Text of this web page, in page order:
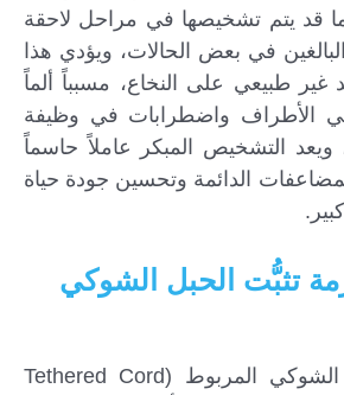
كما قد يتم تشخيصها في مراحل لاحقة
في بعض الحالات، ويؤدي هذا
غير طبيعي على النخاع، مسبباً ألماً
الأطراف واضطرابات في وظيفة
ويعد التشخيص المبكر عاملاً حاسماً
الدائمة وتحسين جودة حياة
تثبُّت الحبل الشوكي
متلازمة الحبل الشوكي المربوط (Tethered Cord